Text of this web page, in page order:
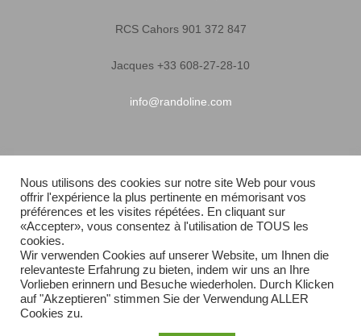
RCS Cahors 901 372 847
Jacques +33 608-27-28-10
info@randoline.com
Garantie matériel
Conditions générales de vente
Livraison rapide
Plan du site
Nous utilisons des cookies sur notre site Web pour vous
offrir l'expérience la plus pertinente en mémorisant vos
préférences et les visites répétées. En cliquant sur
«Accepter», vous consentez à l'utilisation de TOUS les
cookies.
Wir verwenden Cookies auf unserer Website, um Ihnen die
relevanteste Erfahrung zu bieten, indem wir uns an Ihre
Vorlieben erinnern und Besuche wiederholen. Durch Klicken
auf "Akzeptieren" stimmen Sie der Verwendung ALLER
Cookies zu.